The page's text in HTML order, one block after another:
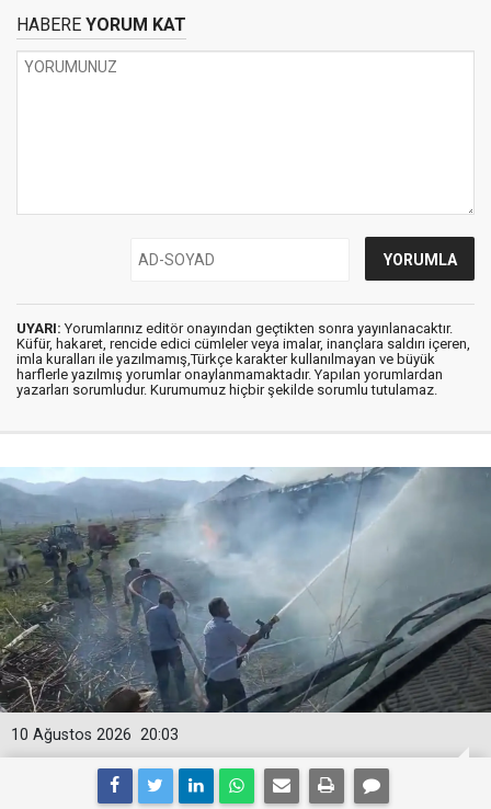
HABERE YORUM KAT
UYARI: Yorumlarınız editör onayından geçtikten sonra yayınlanacaktır.
Küfür, hakaret, rencide edici cümleler veya imalar, inançlara saldırı içeren,
imla kuralları ile yazılmamış,Türkçe karakter kullanılmayan ve büyük
harflerle yazılmış yorumlar onaylanmamaktadır. Yapılan yorumlardan
yazarları sorumludur. Kurumumuz hiçbir şekilde sorumlu tutulamaz.
20:03
10 Ağustos 2026